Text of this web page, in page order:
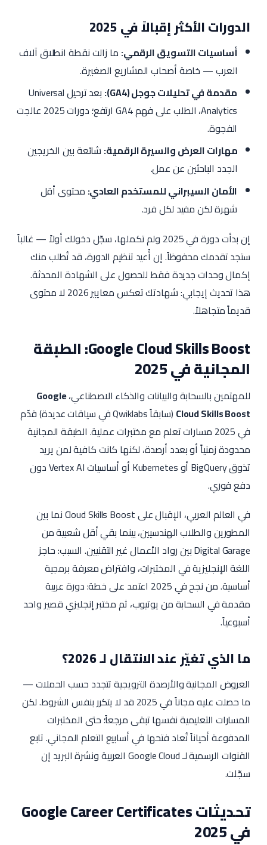
الدورات الأكثر إقبالاً في 2025
أساسيات التسويق الرقمي: ما زالت نقطة انطلاق آلاف
العرب — خاصة أصحاب المشاريع الصغيرة.
مقدمة في تحليلات جوجل (GA4):
بعد ترحيل Universal
Analytics، الطلب على فهم GA4 ارتفع؛ دورات 2025 عالجت
الفجوة.
مهارات العرض والسيرة الرقمية: شائعة بين الخريجين
الجدد الباحثين عن عمل.
الأمان السيبراني للمستخدم العادي: محتوى أقل
شهرة لكن مفيد لكل فرد.
إن بدأت دورة في 2025 ولم تكملها، سجّل دخولك أولاً — غالباً
ستجد تقدمك محفوظاً. إن أُعيد تنظيم الدورة، قد تُطلب منك
إكمال وحدات جديدة فقط للحصول على الشهادة المحدثة.
هذا تحديث إيجابي: شهادتك تعكس معايير 2026 لا محتوى
قديماً متجاهلاً.
Google Cloud Skills Boost: الطبقة
المجانية في 2025
للمهتمين بالسحابة والبيانات والذكاء الاصطناعي،Google
Cloud Skills Boost
(سابقاً Qwiklabs في سياقات عديدة) قدّم
في 2025 مسارات تعلم مع مختبرات عملية. الطبقة المجانية
محدودة زمنياً أو بعدد أرصدة، لكنها كانت كافية لمن يريد
تذوق BigQuery أو Kubernetes أو أساسيات Vertex AI دون
دفع فوري.
في العالم العربي، الإقبال على Cloud Skills Boost نما بين
المطورين والطلاب الهندسيين، بينما بقي أقل شعبية من
Digital Garage بين رواد الأعمال غير التقنيين. السبب: حاجز
اللغة الإنجليزية في المختبرات، وافتراض معرفة برمجية
أساسية. من نجح في 2025 اعتمد على خطة: دورة عربية
مقدمة في السحابة من يوتيوب، ثم مختبر إنجليزي قصير واحد
أسبوعياً.
ما الذي تغيّر عند الانتقال لـ 2026؟
العروض المجانية والأرصدة الترويجية تتجدد حسب الحملات —
ما حصلت عليه مجاناً في 2025 قد لا يتكرر بنفس الشروط. لكن
المسارات التعليمية نفسها تبقى مرجعاً؛ حتى المختبرات
المدفوعة أحياناً تُعاد فتحها في أسابيع التعلم المجاني. تابع
القنوات الرسمية لـ Google Cloud العربية ونشرة البريد إن
سجّلت.
تحديثات Google Career Certificates
في 2025